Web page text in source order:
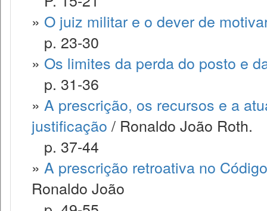
» O juiz militar e o dever de
p. 23-30
» Os limites da perda do posto e
p. 31-36
» A prescrição, os recursos e a
justificação / Ronaldo João Roth.
p. 37-44
» A prescrição retroativa no
Ronaldo João